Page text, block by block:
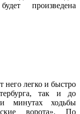
произведена
него легко и быстро
так и до
минутах ходьбы
ворота». По